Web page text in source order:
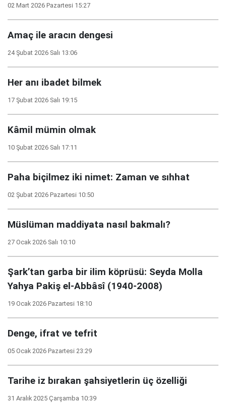
02 Mart 2026 Pazartesi 15:27
Amaç ile aracın dengesi
24 Şubat 2026 Salı 13:06
Her anı ibadet bilmek
17 Şubat 2026 Salı 19:15
Kâmil mümin olmak
10 Şubat 2026 Salı 17:11
Paha biçilmez iki nimet: Zaman ve sıhhat
02 Şubat 2026 Pazartesi 10:50
Müslüman maddiyata nasıl bakmalı?
27 Ocak 2026 Salı 10:10
Şark’tan garba bir ilim köprüsü: Seyda Molla
Yahya Pakiş el-Abbâsî (1940-2008)
19 Ocak 2026 Pazartesi 18:10
Denge, ifrat ve tefrit
05 Ocak 2026 Pazartesi 23:29
Tarihe iz bırakan şahsiyetlerin üç özelliği
31 Aralık 2025 Çarşamba 10:39